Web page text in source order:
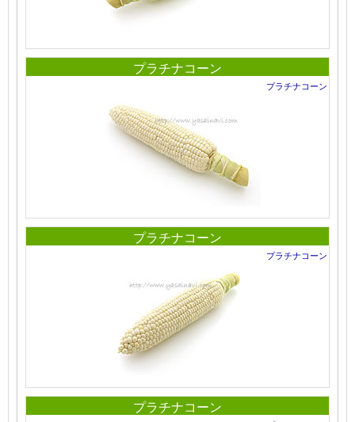
プラチナコーン
プラチナコーン
プラチナコーン
プラチナコーン
プラチナコーン